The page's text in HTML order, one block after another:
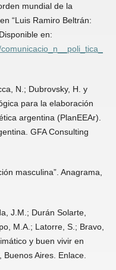
mundial de la
“Luis Ramiro Beltrán:
en:
N.; Dubrovsky, H. y
para la elaboración
argentina (PlanEEAr).
GFA Consulting
masculina”. Anagrama,
J.M.; Durán Solarte,
M.A.; Latorre, S.; Bravo,
y buen vivir en
Aires. Enlace.